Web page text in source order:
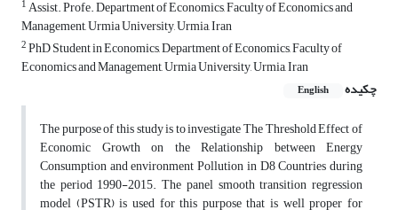
1Assist. Profe. Department of Economics, Faculty of Economics and
Management, Urmia University, Urmia, Iran
2PhD Student in Economics, Department of Economics, Faculty of
Economics and Management, Urmia University, Urmia, Iran
چکیده
English
The purpose of this study is to investigate The Threshold Effect of
Economic Growth on the Relationship between Energy
Consumption and environment Pollution in D8 Countries during
the period 1990-2015. The panel smooth transition regression
model (PSTR) is used for this purpose that is well proper for